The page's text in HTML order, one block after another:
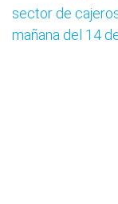
sector de
mañana del 14